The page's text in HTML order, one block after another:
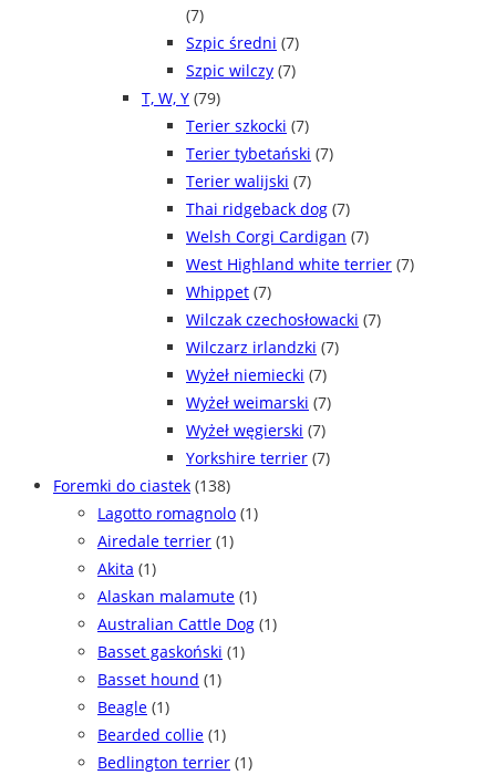
(7)
Szpic średni (7)
Szpic wilczy (7)
T, W, Y (79)
Terier szkocki (7)
Terier tybetański (7)
Terier walijski (7)
Thai ridgeback dog (7)
Welsh Corgi Cardigan (7)
West Highland white terrier (7)
Whippet (7)
Wilczak czechosłowacki (7)
Wilczarz irlandzki (7)
Wyżeł niemiecki (7)
Wyżeł weimarski (7)
Wyżeł węgierski (7)
Yorkshire terrier (7)
Foremki do ciastek (138)
Lagotto romagnolo (1)
Airedale terrier (1)
Akita (1)
Alaskan malamute (1)
Australian Cattle Dog (1)
Basset gaskoński (1)
Basset hound (1)
Beagle (1)
Bearded collie (1)
Bedlington terrier (1)